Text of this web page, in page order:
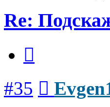
Re:
#35